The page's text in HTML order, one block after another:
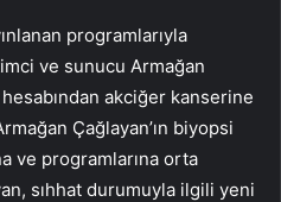
programlarıyla
ve sunucu Armağan
akciğer kanserine
Çağlayan’ın biyopsi
ve programlarına orta
sıhhat durumuyla ilgili yeni